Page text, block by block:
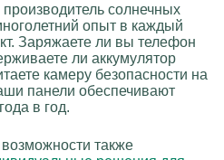
солнечных
опыт в каждый
Заряжаете ли вы телефон
ли аккумулятор
камеру безопасности на
панели обеспечивают
в год.
также